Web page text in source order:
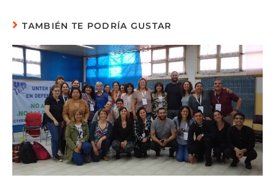
TAMBIÉN TE PODRÍA GUSTAR